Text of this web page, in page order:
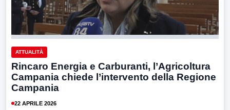
ATTUALITÀ
Rincaro Energia e Carburanti, l’Agricoltura
Campania chiede l’intervento della Regione
Campania
22 APRILE 2026